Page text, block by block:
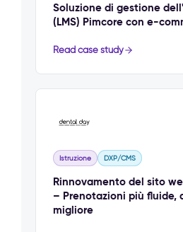
Soluzione di gestione
(LMS) Pimcore con e-
Read case study
Istruzione DXP/CMS
Rinnovamento del sito
– Prenotazioni più fluide,
migliore